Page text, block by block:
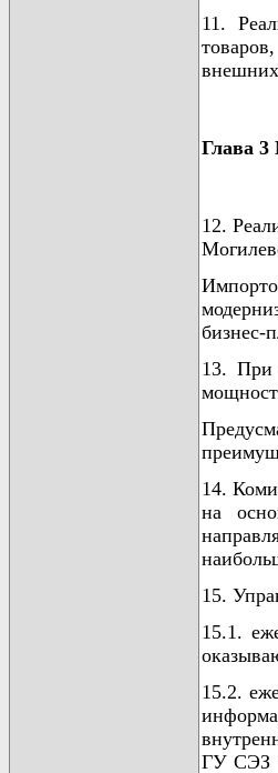
11.
12.
бизнес-
13. При
14.
на
15.
15.1.
15.2.
ГУ СЭЗ